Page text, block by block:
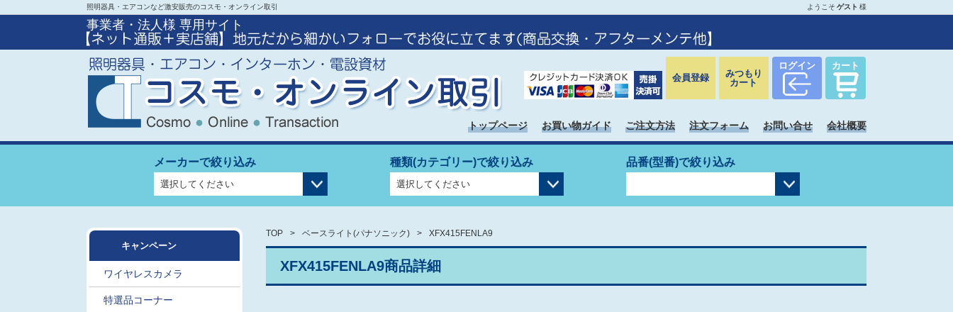
照明器具・エアコンなど激安販売のコスモ・オンライン取引 ようこそ ゲスト 様
事業者・法人様 専用サイト
会員登録
みつもり
カート
ログイン カート
トップページ お買い物ガイド ご注文方法 注文フォーム お問い合せ 会社概要
メーカーで絞り込み 種類(カテゴリー)で絞り込み 品番(型番)で絞り込み
キャンペーン
ワイヤレスカメラ
特選品コーナー
TOP ベースライト(パナソニック) XFX415FENLA9
XFX415FENLA9商品詳細